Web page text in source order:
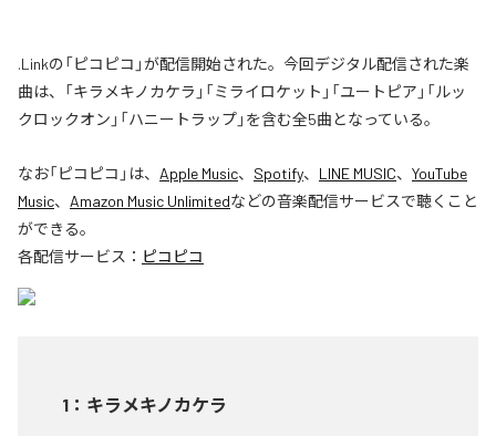
.Linkの「ピコピコ」が配信開始された。今回デジタル配信された楽
曲は、「キラメキノカケラ」「ミライロケット」「ユートピア」「ルッ
クロックオン」「ハニートラップ」を含む全5曲となっている。
なお「ピコピコ 」は、 Apple Music、 Spotify、 LINE MUSIC、 YouTube
Music、 Amazon Music Unlimitedなどの音楽配信サービスで聴くこと
ができる。
各配信サービス： ピコピコ
1 ： キラメキノカケラ